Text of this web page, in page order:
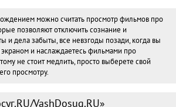
можно считать просмотр фильмов про
позволяют отключить сознание и
и дела забыты, все невзгоды позади, когда вы
и наслаждаетесь фильмами про
не стоит медлить, просто выберете свой
просмотру.
VashDosug.RU»